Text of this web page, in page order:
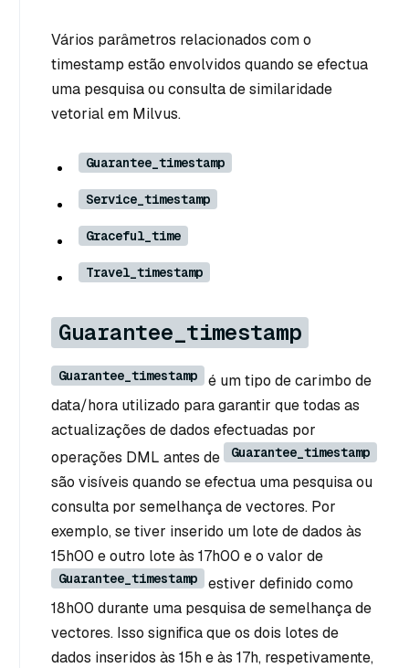
Vários parâmetros relacionados com o
timestamp estão envolvidos quando se efectua
uma pesquisa ou consulta de similaridade
vetorial em Milvus.
Guarantee_timestamp
Service_timestamp
Graceful_time
Travel_timestamp
Guarantee_timestamp
Guarantee_timestamp
é um tipo de carimbo de
data/hora utilizado para garantir que todas as
actualizações de dados efectuadas por
operações DML antes de
Guarantee_timestamp
são visíveis quando se efectua uma pesquisa ou
consulta por semelhança de vectores. Por
exemplo, se tiver inserido um lote de dados às
15h00 e outro lote às 17h00 e o valor de
Guarantee_timestamp
estiver definido como
18h00 durante uma pesquisa de semelhança de
vectores. Isso significa que os dois lotes de
dados inseridos às 15h e às 17h, respetivamente,